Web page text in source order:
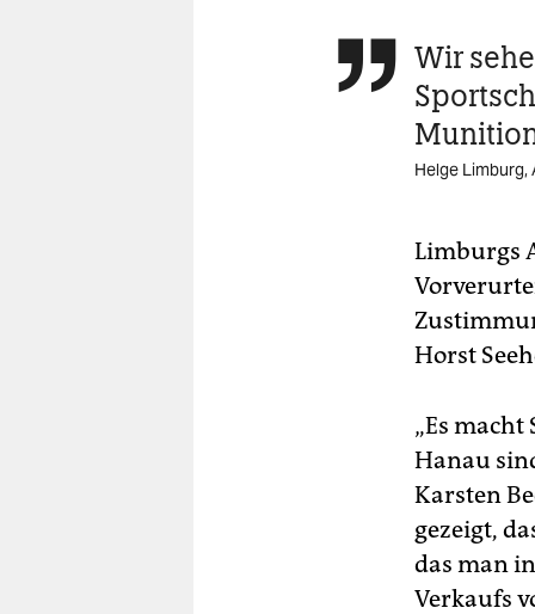
 Wir
Helge
Limburgs
Horst
„Es
Hanau
Karsten
gezeigt,
das man
Verkaufs